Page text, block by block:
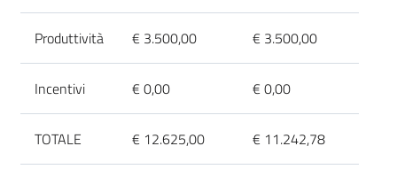
Produttività € 3.500,00 € 3.500,00
Incentivi € 0,00 € 0,00
TOTALE € 12.625,00 € 11.242,78